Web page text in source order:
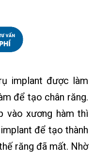
implant được làm
để tạo chân răng.
vào xương hàm thì
để tạo thành
răng đã mất. Nhờ